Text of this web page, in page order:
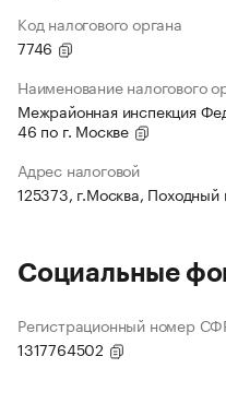
Код налогового органа
7746
Наименование налогового
Межрайонная инспекция
46 по г. Москве
Адрес налоговой
125373, г.Москва,
Социальные
Регистрационный номер
1317764502